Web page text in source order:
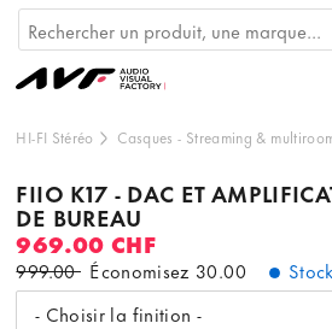
HI-FI Stéréo Casques - Streaming &
FIIO K17 - DAC ET
DE BUREAU
969.00 CHF
999.00 Économisez 30.00
- Choisir la finition -